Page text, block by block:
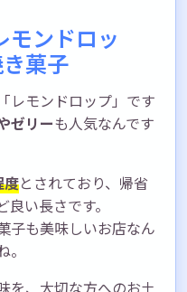
モンドロッ
菓子
レモンドロップ」です
ゼリーも人気なんです
度とされており、帰省
い長さです。
子も美味しいお店なん
を、大切な方へのお土